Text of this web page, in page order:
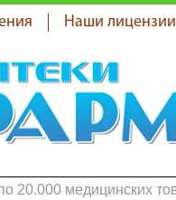
Наши лицензии